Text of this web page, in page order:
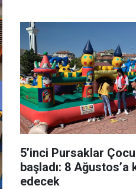
5’inci Pursaklar
başladı: 8
edecek